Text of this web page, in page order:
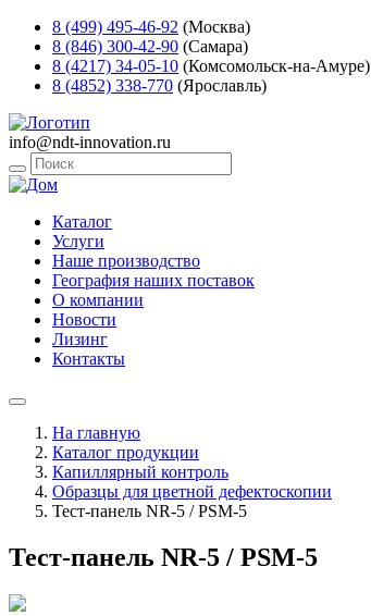
8 (499) 495-46-92 (Москва)
8 (846) 300-42-90 (Самара)
8 (4217) 34-05-10 (Комсомольск-на-Амуре)
8 (4852) 338-770 (Ярославль)
info@ndt-innovation.ru
Каталог
Услуги
Наше производство
География наших поставок
О компании
Новости
Лизинг
Контакты
На главную
Каталог продукции
Капиллярный контроль
Образцы для цветной дефектоскопии
Тест-панель NR-5 / PSM-5
Тест-панель NR-5 / PSM-5